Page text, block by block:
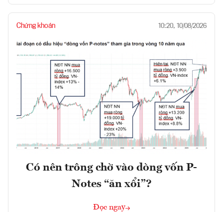
Chứng khoán 10:20, 10/08/2026
Có nên trông chờ vào dòng vốn P-
Notes “ăn xổi”?
Đọc ngay